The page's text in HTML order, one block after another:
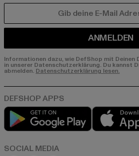
ANMELDEN
Informationen dazu, wie DefShop mit Deinen
in unserer Datenschutzerklärung. Du kannst
abmelden. Datenschutzerklärung lesen.
Play market